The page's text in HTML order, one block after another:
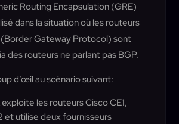
Routing Encapsulation (GRE)
dans la situation où les routeurs
Gateway Protocol) sont
des routeurs ne parlant pas BGP.
d’œil au scénario suivant:
les routeurs Cisco CE1,
et utilise deux fournisseurs